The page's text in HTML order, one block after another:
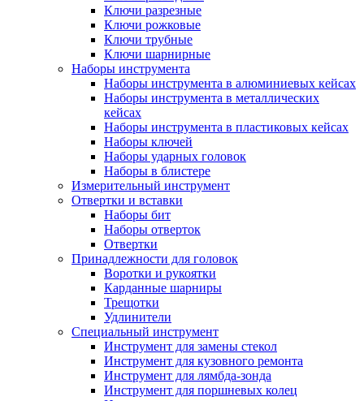
Ключи разрезные
Ключи рожковые
Ключи трубные
Ключи шарнирные
Наборы инструмента
Наборы инструмента в алюминиевых кейсах
Наборы инструмента в металлических
кейсах
Наборы инструмента в пластиковых кейсах
Наборы ключей
Наборы ударных головок
Наборы в блистере
Измерительный инструмент
Отвертки и вставки
Наборы бит
Наборы отверток
Отвертки
Принадлежности для головок
Воротки и рукоятки
Карданные шарниры
Трещотки
Удлинители
Специальный инструмент
Инструмент для замены стекол
Инструмент для кузовного ремонта
Инструмент для лямбда-зонда
Инструмент для поршневых колец